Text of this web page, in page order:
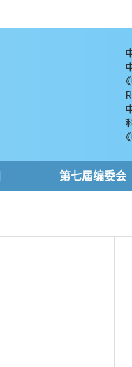
第七届编委会